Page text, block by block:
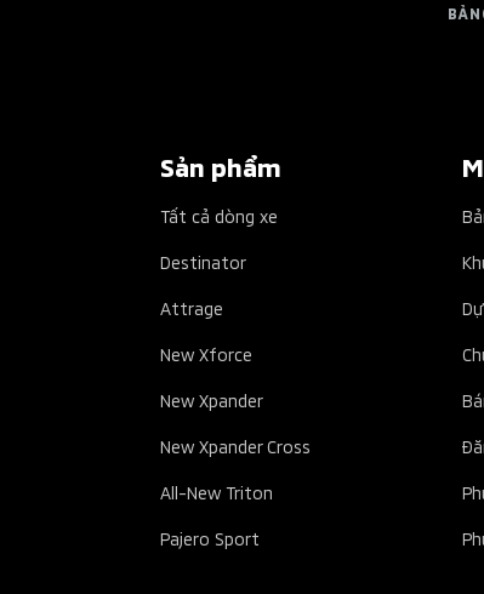
Sản phẩm
Tất cả dòng xe
Destinator
Attrage
New Xforce
New Xpander
New Xpander Cross
All-New Triton
Pajero Sport